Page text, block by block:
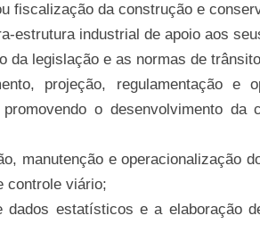
fiscalização da construção e
estrutura industrial de apoio aos
da legislação e as normas de
projeção, regulamentação e
o desenvolvimento
manutenção e operacionalização
controle viário;
dados estatísticos e a elaboração